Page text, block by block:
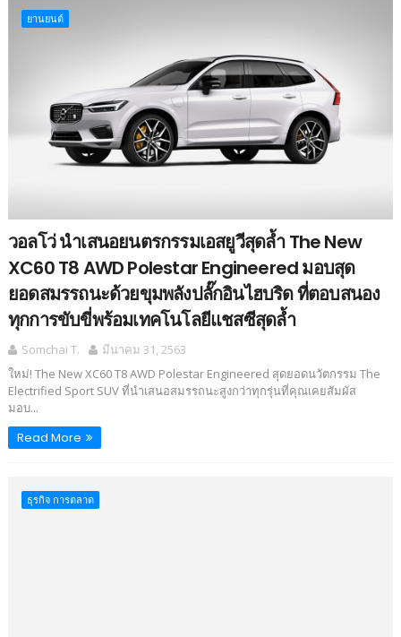
‎ยานยนต์‎
วอลโว่ นำเสนอยนตรกรรมเอสยูวีสุดล้ำ The New
XC60 T8 AWD Polestar Engineered มอบสุด
ยอดสมรรถนะด้วยขุมพลังปลั๊กอินไฮบริด ที่ตอบสนอง
ทุกการขับขี่พร้อมเทคโนโลยีแชสซีสุดล้ำ
Somchai T.
มีนาคม 31, 2563
ใหม่! The New XC60 T8 AWD Polestar Engineered สุดยอดนวัตกรรม The
Electrified Sport SUV ที่นำเสนอสมรรถนะสูงกว่าทุกรุ่นที่คุณเคยสัมผัส
มอบ...
Read More
ธุรกิจ การตลาด